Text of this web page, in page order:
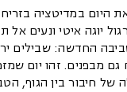
היום במדיטציה
יוגה איטי ונעים
החדשה: שבילים
מבפנים. זהו יום
של חיבור בין הגוף,